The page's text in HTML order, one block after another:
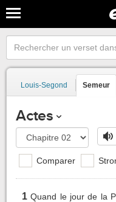
Louis-Segond Semeur
Actes
Comparer
1 Quand le jour de la